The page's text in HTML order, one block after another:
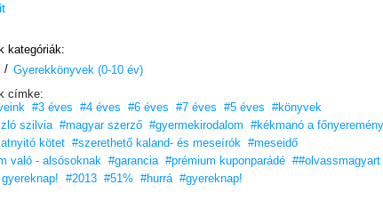
kategóriák:
/ Gyerekkönyvek (0-10 év)
címke:
#3 éves #4 éves #6 éves #7 éves #5 éves #könyvek
szilvia #magyar szerző #gyermekirodalom #kékmanó a főnyeremény
kötet #szerethető kaland- és meseírók #meseidő
való - alsósoknak #garancia #prémium kuponparádé ##olvassmagyart
#2013 #51% #hurrá #gyereknap!